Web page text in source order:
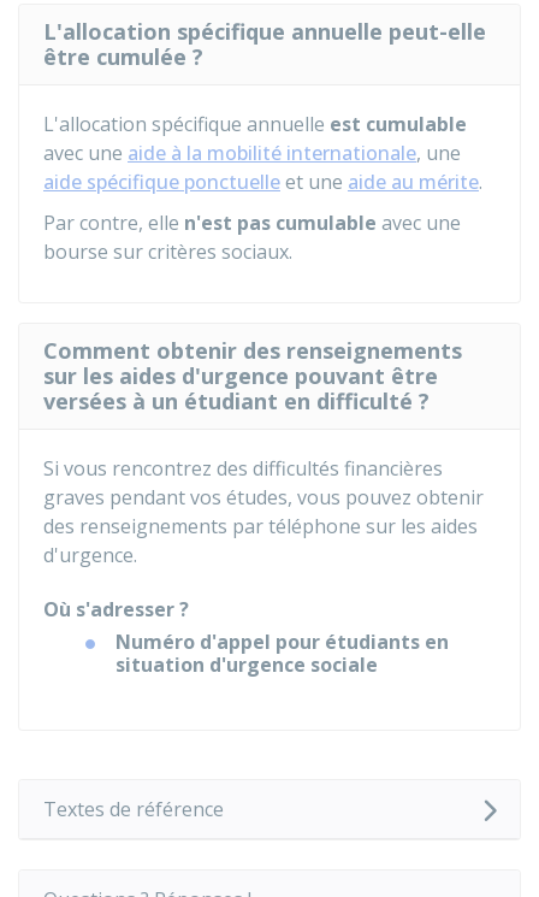
L'allocation spécifique annuelle peut-elle
être cumulée ?
L'allocation spécifique annuelle est cumulable
avec une aide à la mobilité internationale, une
aide spécifique ponctuelleet une aide au mérite.
Par contre, elle n'est pas cumulable avec une
bourse sur critères sociaux.
Comment obtenir des renseignements
sur les aides d'urgence pouvant être
versées à un étudiant en difficulté ?
Si vous rencontrez des difficultés financières
graves pendant vos études, vous pouvez obtenir
des renseignements par téléphone sur les aides
d'urgence.
Où s'adresser ?
Numéro d'appel pour étudiants en
situation d'urgence sociale
Textes de référence